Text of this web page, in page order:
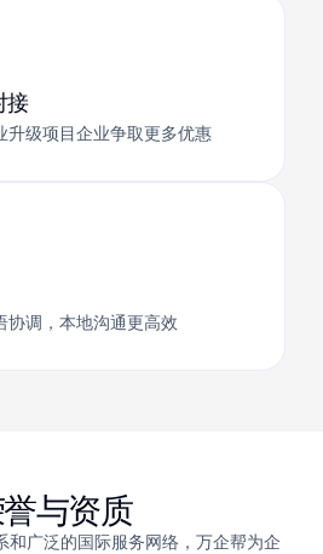
接
升级项目企业争取更多优惠
协调，本地沟通更高效
与资质
和广泛的国际服务网络，万企帮为企